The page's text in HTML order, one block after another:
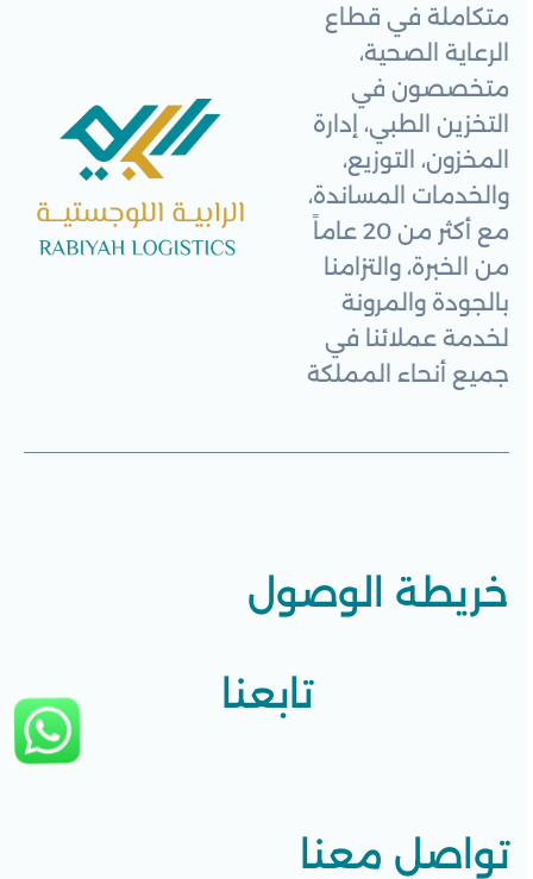
متكاملة في قطاع
الرعاية الصحية،
متخصصون في
التخزين الطبي، إدارة
المخزون، التوزيع،
والخدمات المساندة،
مع أكثر من 20 عاماً
من الخبرة، والتزامنا
بالجودة والمرونة
لخدمة عملائنا في
جميع أنحاء المملكة
تواصل معنا
تابعنا
خريطة الوصول